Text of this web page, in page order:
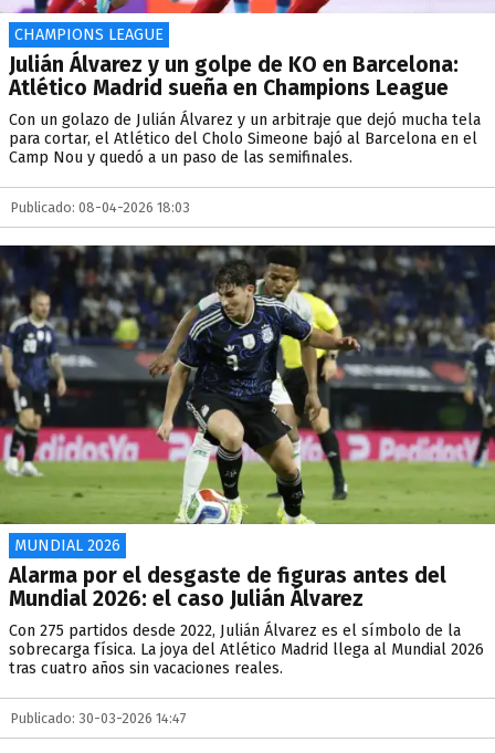
CHAMPIONS LEAGUE
Julián Álvarez y un golpe de KO en Barcelona:
Atlético Madrid sueña en Champions League
Con un golazo de Julián Álvarez y un arbitraje que dejó mucha tela
para cortar, el Atlético del Cholo Simeone bajó al Barcelona en el
Camp Nou y quedó a un paso de las semifinales.
Publicado: 08-04-2026 18:03
MUNDIAL 2026
Alarma por el desgaste de figuras antes del
Mundial 2026: el caso Julián Álvarez
Con 275 partidos desde 2022, Julián Álvarez es el símbolo de la
sobrecarga física. La joya del Atlético Madrid llega al Mundial 2026
tras cuatro años sin vacaciones reales.
Publicado: 30-03-2026 14:47